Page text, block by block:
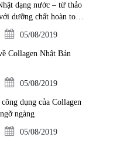
dạng nước – từ thảo
dưỡng chất hoàn toàn
05/08/2019
Collagen Nhật Bản
05/08/2019
dụng của Collagen
ngàng
05/08/2019